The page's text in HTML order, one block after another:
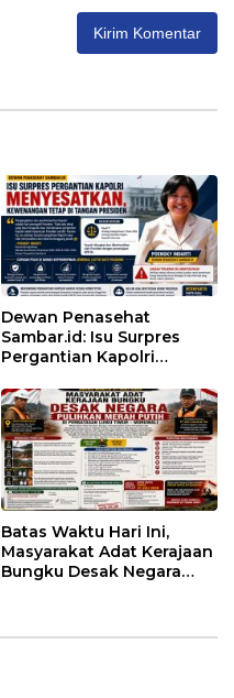
Dewan Penasehat
Sambar.id: Isu Surpres
Pergantian Kapolri
Kewenangan Mutlak di
Tangan Presiden
Batas Waktu Hari Ini,
Masyarakat Adat Kerajaan
Bungku Desak Negara